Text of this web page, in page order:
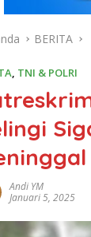
BERITA
, TNI & POLRI
Andi YM
Januari 5, 2025